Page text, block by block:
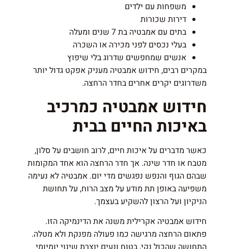
משפחות עם ילדים
דירות שכורות
בתים עם אמבטיה בת 7 שנים ומעלה
בעלי נכסים לפני מכירה או השכרה
אנשים שמחפשים שדרוג בלי שיפוץ
במקרים רבים, חידוש אמבטיה מעניק אפקט גדול יותר
משדרוגים יקרים אחרים בחדר הרחצה.
חידוש אמבטיה כמרכיב
באיכות החיים בבית
כאשר מדברים על איכות חיים, לרוב חושבים על סלון,
מטבח או חדר שינה. אך חדר הרחצה הוא אחד המקומות
שבהם הגוף והנפש נפגשים מדי יום. אמבטיה לא נעימה
משפיעה באופן תת מודע על מצב הרוח, על תחושת
הניקיון ועל הרצון להשקיע בעצמך.
חידוש אמבטיה אקרילית משנה את הדינמיקה הזו.
פתאום הרחצה מרגישה כמו פעולה מפנקת ולא מטלה.